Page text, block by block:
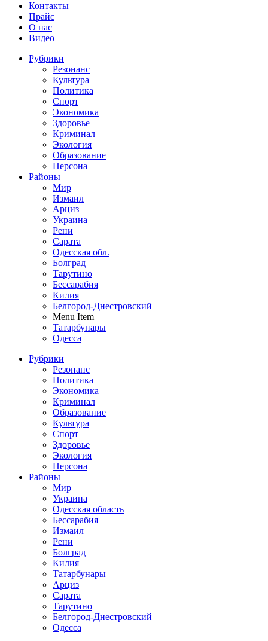
Контакты
Прайс
О нас
Видео
Рубрики
Резонанс
Культура
Политика
Спорт
Экономика
Здоровье
Криминал
Экология
Образование
Персона
Районы
Мир
Измаил
Арциз
Украина
Рени
Сарата
Одесская обл.
Болград
Тарутино
Бессарабия
Килия
Белгород-Днестровский
Menu Item
Татарбунары
Одесса
Рубрики
Резонанс
Политика
Экономика
Криминал
Образование
Культура
Спорт
Здоровье
Экология
Персона
Районы
Мир
Украина
Одесская область
Бессарабия
Измаил
Рени
Болград
Килия
Татарбунары
Арциз
Сарата
Тарутино
Белгород-Днестровский
Одесса